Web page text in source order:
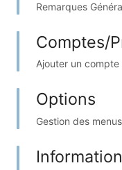
Remarques
Comptes/
Ajouter un
Options
Gestion des